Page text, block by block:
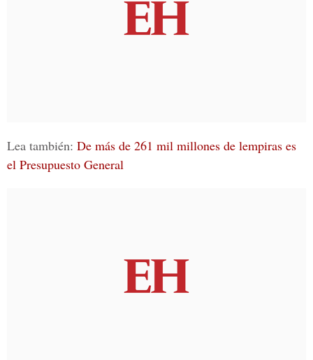
Lea también: De más de 261 mil millones de lempiras es
el Presupuesto General